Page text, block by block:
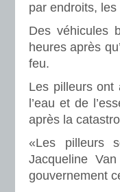
par endroits, les
Des véhicules
heures après
feu.
Les pilleurs ont
l’eau et de
après la
«Les pilleurs
Jacqueline
gouvernement